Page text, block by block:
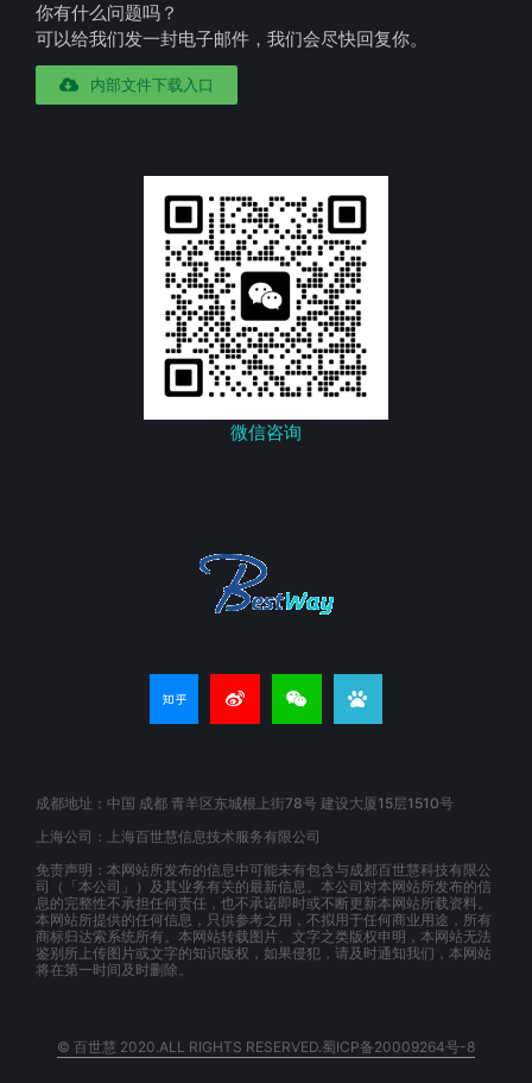
你有什么问题吗？
可以给我们发一封电子邮件，我们会尽快回复你。
内部文件下载入口
微信咨询
成都地址：中国 成都 青羊区东城根上街78号 建设大厦15层1510号
上海公司：上海百世慧信息技术服务有限公司
免责声明：本网站所发布的信息中可能未有包含与成都百世慧科技有限公
司（「本公司」）及其业务有关的最新信息。本公司对本网站所发布的信
息的完整性不承担任何责任，也不承诺即时或不断更新本网站所载资料。
本网站所提供的任何信息，只供参考之用，不拟用于任何商业用途，所有
商标归达索系统所有。本网站转载图片、文字之类版权申明，本网站无法
鉴别所上传图片或文字的知识版权，如果侵犯，请及时通知我们，本网站
将在第一时间及时删除。
© 百世慧 2020.ALL RIGHTS RESERVED.蜀ICP备20009264号-8